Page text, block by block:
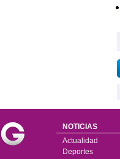
NOTICIAS
Actualidad
Deportes